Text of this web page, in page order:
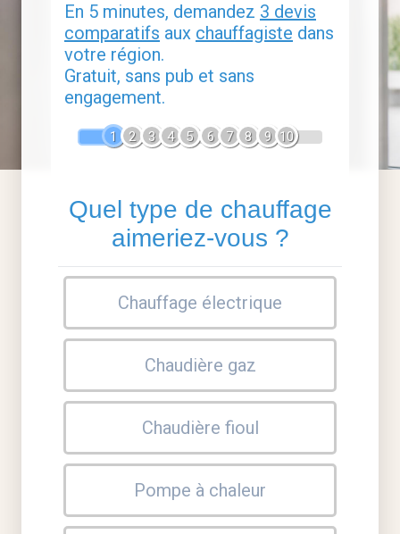
En 5 minutes, demandez 3 devis
comparatifs aux chauffagiste dans
votre région.
Gratuit, sans pub et sans
engagement.
1 2 3 4 5 6 7 8 9 10
Quel type de chauffage
aimeriez-vous ?
Chauffage électrique
Chaudière gaz
Chaudière fioul
Pompe à chaleur